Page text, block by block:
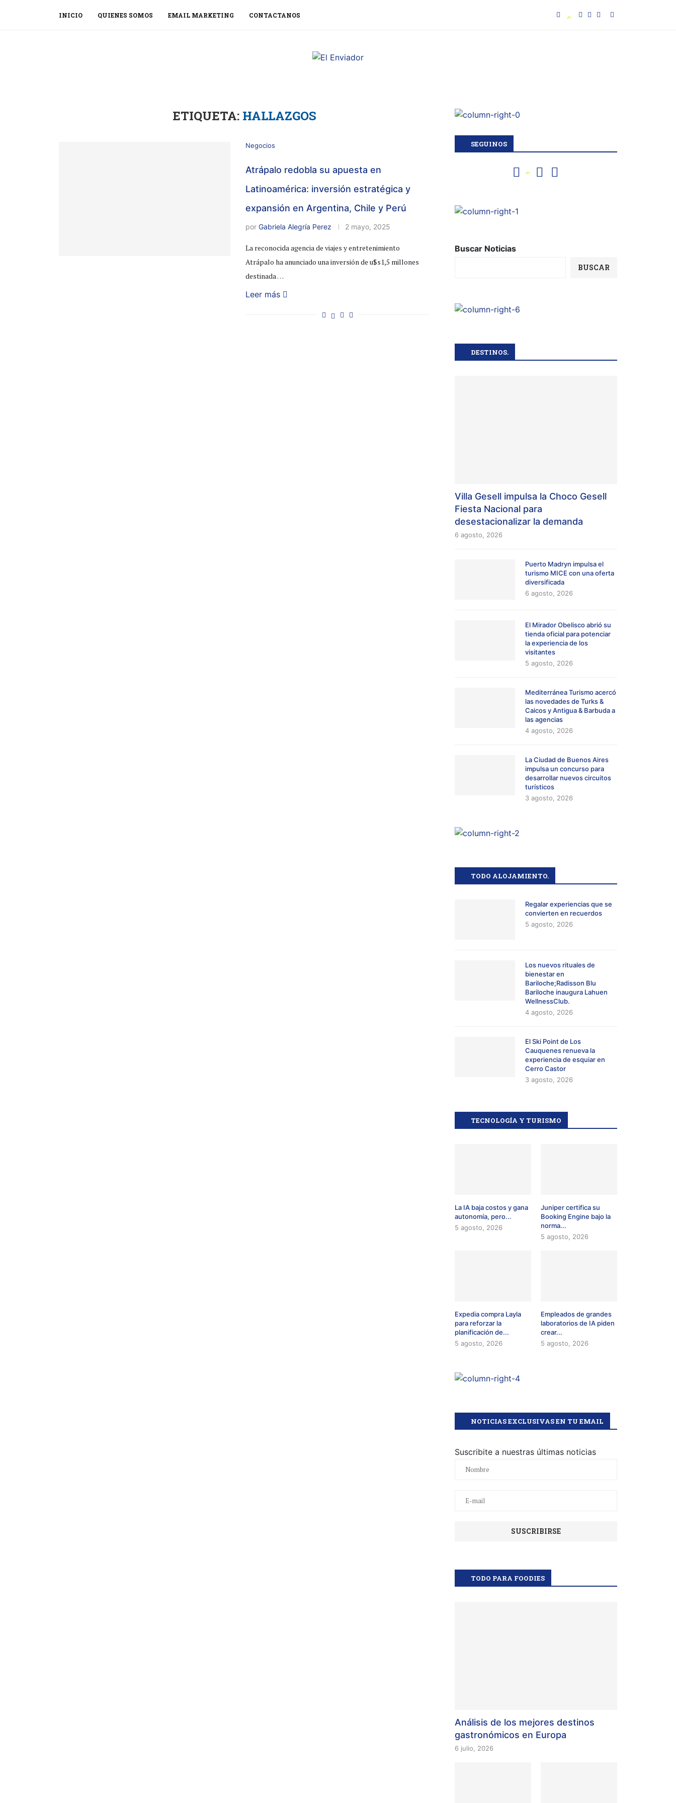
INICIO QUIENES SOMOS EMAIL MARKETING CONTACTANOS
ETIQUETA: HALLAZGOS
Negocios
Atrápalo redobla su apuesta en
Latinoamérica: inversión estratégica y
expansión en Argentina, Chile y Perú
porGabriela Alegría Perez 2 mayo, 2025
La reconocida agencia de viajes y entretenimiento
Atrápalo ha anunciado una inversión de u$s1,5 millones
destinada …
Leer más
SEGUINOS
Buscar Noticias
BUSCAR
DESTINOS.
Villa Gesell impulsa la Choco Gesell
Fiesta Nacional para
desestacionalizar la demanda
6 agosto, 2026
Puerto Madryn impulsa el
turismo MICE con una oferta
diversificada
6 agosto, 2026
El Mirador Obelisco abrió su
tienda oficial para potenciar
la experiencia de los
visitantes
5 agosto, 2026
Mediterránea Turismo acercó
las novedades de Turks &
Caicos y Antigua & Barbuda a
las agencias
4 agosto, 2026
La Ciudad de Buenos Aires
impulsa un concurso para
desarrollar nuevos circuitos
turísticos
3 agosto, 2026
TODO ALOJAMIENTO.
Regalar experiencias que se
convierten en recuerdos
5 agosto, 2026
Los nuevos rituales de
bienestar en
Bariloche;Radisson Blu
Bariloche inaugura Lahuen
WellnessClub.
4 agosto, 2026
El Ski Point de Los
Cauquenes renueva la
experiencia de esquiar en
Cerro Castor
3 agosto, 2026
TECNOLOGÍA Y TURISMO
La IA baja costos y gana
autonomía, pero...
5 agosto, 2026
Juniper certifica su
Booking Engine bajo la
norma...
5 agosto, 2026
Expedia compra Layla
para reforzar la
planificación de...
5 agosto, 2026
Empleados de grandes
laboratorios de IA piden
crear...
5 agosto, 2026
NOTICIAS EXCLUSIVAS EN TU EMAIL
Suscribite a nuestras últimas noticias
TODO PARA FOODIES
Análisis de los mejores destinos
gastronómicos en Europa
6 julio, 2026